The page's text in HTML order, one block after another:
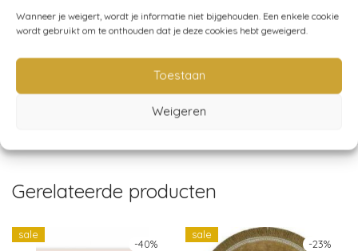
Wanneer je weigert, wordt je informatie niet bijgehouden. Een enkele cookie
wordt gebruikt om te onthouden dat je deze cookies hebt geweigerd.
Toestaan
Weigeren
Artikelnummer:
Categorieën:Beddengoed wieg,Mies & Co,SALE!,Baby,
Gerelateerde producten
-40%
sale
-23%
sale